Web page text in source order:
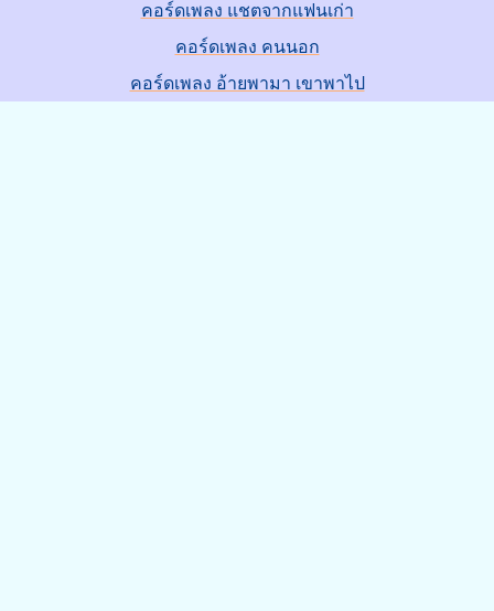
คอร์ดเพลง แชตจากแฟนเก่า
คอร์ดเพลง คนนอก
คอร์ดเพลง อ้ายพามา เขาพาไป